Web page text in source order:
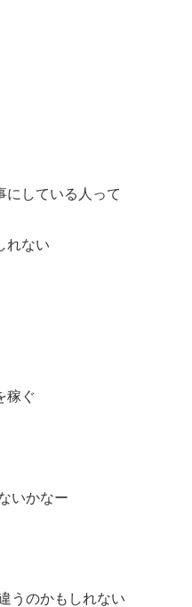
にしている人って
れない
稼ぐ
いかなー
うのかもしれない